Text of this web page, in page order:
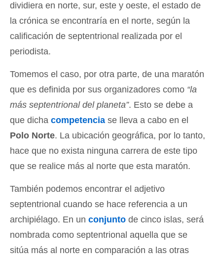
dividiera en norte, sur, este y oeste, el estado de
la crónica se encontraría en el norte, según la
calificación de septentrional realizada por el
periodista.
Tomemos el caso, por otra parte, de una maratón
que es definida por sus organizadores como “la
más septentrional del planeta”. Esto se debe a
que dicha competencia se lleva a cabo en el
Polo Norte. La ubicación geográfica, por lo tanto,
hace que no exista ninguna carrera de este tipo
que se realice más al norte que esta maratón.
También podemos encontrar el adjetivo
septentrional cuando se hace referencia a un
archipiélago. En un conjunto de cinco islas, será
nombrada como septentrional aquella que se
sitúa más al norte en comparación a las otras